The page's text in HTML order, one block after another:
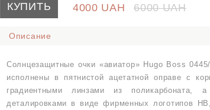
КУПИТЬ 4000 UAH 6000 UAH
Описание
Солнцезащитные очки «авиатор» Hugo Boss
исполнены в пятнистой ацетатной оправе с
градиентными линзами из поликарбоната,
деталировками в виде фирменных логотипов